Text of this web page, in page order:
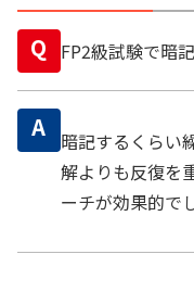
Q FP2級試験で暗
A
暗記するくらい
解よりも反復を
ーチが効果的で